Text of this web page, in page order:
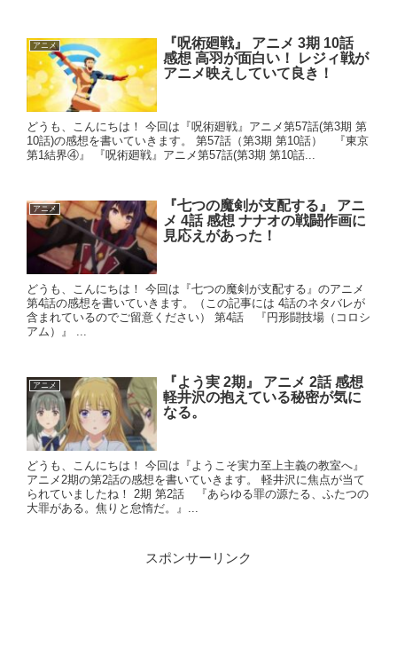
アニメ
『呪術廻戦』 アニメ 3期 10話
感想 高羽が面白い！ レジィ戦が
アニメ映えしていて良き！
どうも、こんにちは！ 今回は『呪術廻戦』アニメ第57話(第3期 第
10話)の感想を書いていきます。 第57話（第3期 第10話） 『東京
第1結界④』 『呪術廻戦』アニメ第57話(第3期 第10話...
アニメ
『七つの魔剣が支配する』 アニ
メ 4話 感想 ナナオの戦闘作画に
見応えがあった！
どうも、こんにちは！ 今回は『七つの魔剣が支配する』のアニメ
第4話の感想を書いていきます。（この記事には 4話のネタバレが
含まれているのでご留意ください） 第4話 『円形闘技場（コロシ
アム）』 ...
アニメ
『よう実 2期』 アニメ 2話 感想
軽井沢の抱えている秘密が気に
なる。
どうも、こんにちは！ 今回は『ようこそ実力至上主義の教室へ』
アニメ2期の第2話の感想を書いていきます。 軽井沢に焦点が当て
られていましたね！ 2期 第2話 『あらゆる罪の源たる、ふたつの
大罪がある。焦りと怠惰だ。』...
スポンサーリンク